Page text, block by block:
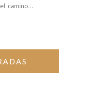
camino...